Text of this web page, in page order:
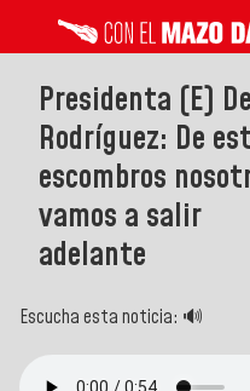
Presidenta (E)
Rodríguez: De
escombros
vamos a salir
adelante
Escucha esta noticia: 🔊